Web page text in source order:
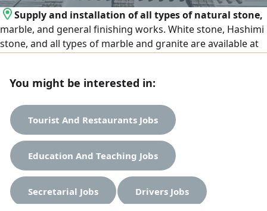
Supply and installation of all types of natural stone,
marble, and general finishing works. White stone, Hashimi
stone, and all types of marble and granite are available at
Contact us
You might be interested in:
Tourist And Restaurants Jobs
Education And Teaching Jobs
Secretarial Jobs Drivers Jobs